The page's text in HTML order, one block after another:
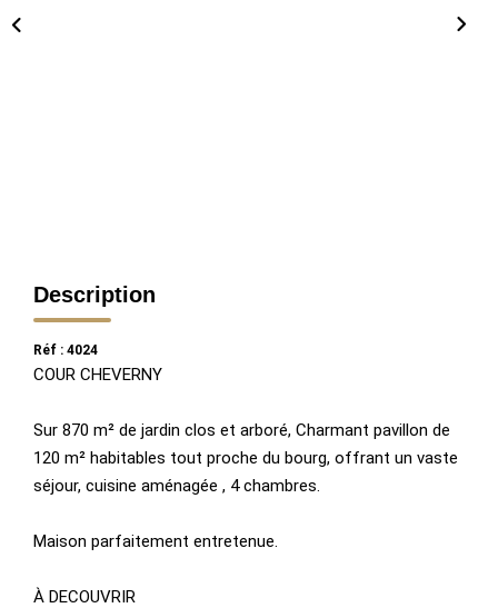
Description
Réf : 4024
COUR CHEVERNY
Sur 870 m² de jardin clos et arboré, Charmant pavillon de
120 m² habitables tout proche du bourg, offrant un vaste
séjour, cuisine aménagée , 4 chambres.
Maison parfaitement entretenue.
À DECOUVRIR